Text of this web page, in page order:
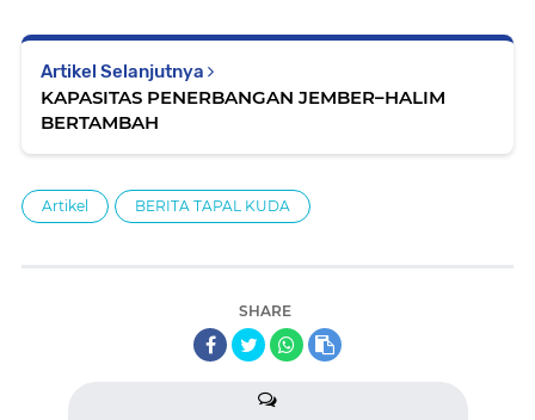
Artikel Selanjutnya
KAPASITAS PENERBANGAN JEMBER–HALIM
BERTAMBAH
Artikel BERITA TAPAL KUDA
SHARE